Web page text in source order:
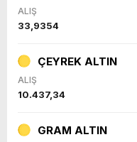
ALIŞ
33,9354
ÇEYREK ALTIN
ALIŞ
10.437,34
GRAM ALTIN